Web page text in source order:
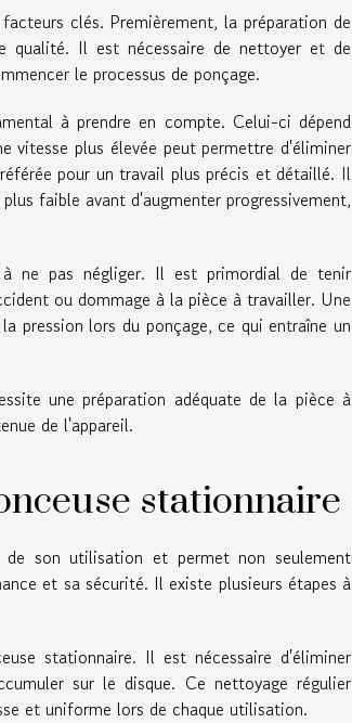
clés. Premièrement, la préparation de
Il est nécessaire de nettoyer et de
le processus de ponçage.
à prendre en compte. Celui-ci dépend
vitesse plus élevée peut permettre d'éliminer
pour un travail plus précis et détaillé. Il
faible avant d'augmenter progressivement,
ne pas négliger. Il est primordial de tenir
ou dommage à la pièce à travailler. Une
pression lors du ponçage, ce qui entraîne un
une préparation adéquate de la pièce à
de l'appareil.
stationnaire
de son utilisation et permet non seulement
et sa sécurité. Il existe plusieurs étapes à
stationnaire. Il est nécessaire d'éliminer
sur le disque. Ce nettoyage régulier
et uniforme lors de chaque utilisation.